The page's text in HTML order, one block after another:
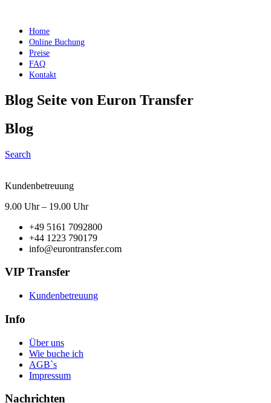
Menu
Home
Online Buchung
Preise
FAQ
Kontakt
Blog Seite von Euron Transfer
Blog
Search
Kundenbetreuung
9.00 Uhr – 19.00 Uhr
+49 5161 7092800
+44 1223 790179
info@eurontransfer.com
VIP Transfer
Kundenbetreuung
Info
Über uns
Wie buche ich
AGB`s
Impressum
Nachrichten